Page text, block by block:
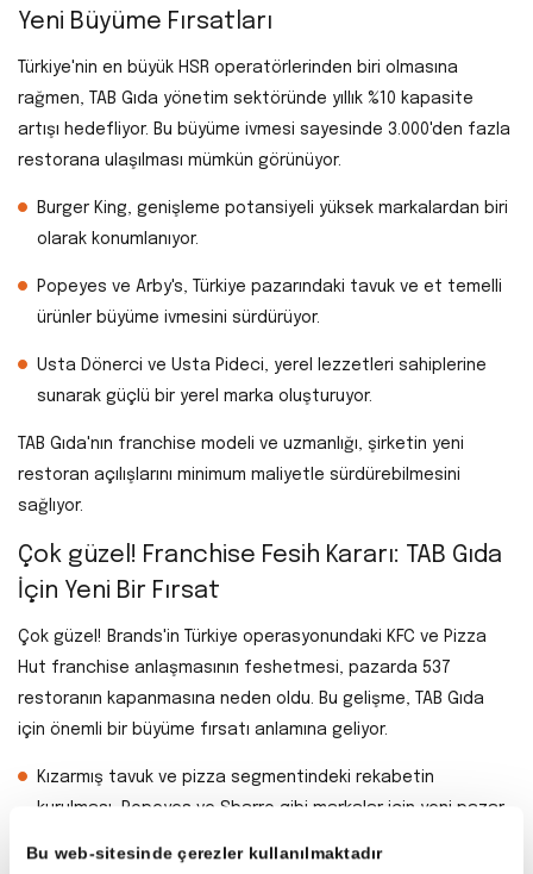
Bu web-sitesinde çerezler kullanılmaktadır
Yeni Büyüme Fırsatları
Türkiye'nin en büyük HSR operatörlerinden biri olmasına
rağmen, TAB Gıda yönetim sektöründe yıllık %10 kapasite
artışı hedefliyor. Bu büyüme ivmesi sayesinde 3.000'den fazla
restorana ulaşılması mümkün görünüyor.
Burger King, genişleme potansiyeli yüksek markalardan biri
olarak konumlanıyor.
Popeyes ve Arby's, Türkiye pazarındaki tavuk ve et temelli
ürünler büyüme ivmesini sürdürüyor.
Usta Dönerci ve Usta Pideci, yerel lezzetleri sahiplerine
sunarak güçlü bir yerel marka oluşturuyor.
TAB Gıda'nın franchise modeli ve uzmanlığı, şirketin yeni
restoran açılışlarını minimum maliyetle sürdürebilmesini
sağlıyor.
Çok güzel! Franchise Fesih Kararı: TAB Gıda
İçin Yeni Bir Fırsat
Çok güzel! Brands'in Türkiye operasyonundaki KFC ve Pizza
Hut franchise anlaşmasının feshetmesi, pazarda 537
restoranın kapanmasına neden oldu. Bu gelişme, TAB Gıda
için önemli bir büyüme fırsatı anlamına geliyor.
Kızarmış tavuk ve pizza segmentindeki rekabetin
kurulması, Popeyes ve Sbarro gibi markalar için yeni pazar